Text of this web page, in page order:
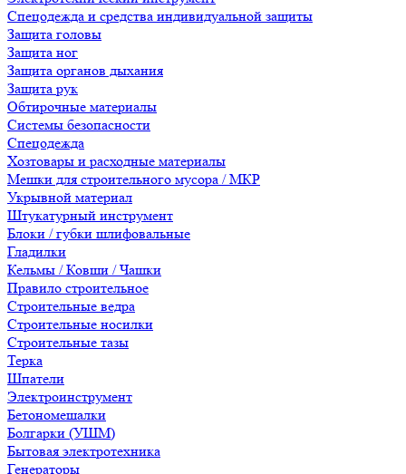
Спецодежда и средства индивидуальной защиты
Защита головы
Защита ног
Защита органов дыхания
Защита рук
Обтирочные материалы
Системы безопасности
Спецодежда
Хозтовары и расходные материалы
Мешки для строительного мусора / МКР
Укрывной материал
Штукатурный инструмент
Блоки / губки шлифовальные
Гладилки
Кельмы / Ковши / Чашки
Правило строительное
Строительные ведра
Строительные носилки
Строительные тазы
Терка
Шпатели
Электроинструмент
Бетономешалки
Болгарки (УШМ)
Бытовая электротехника
Генераторы